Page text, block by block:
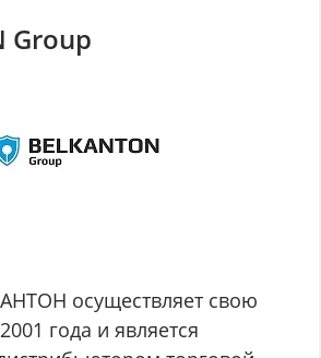
Group
осуществляет свою
года и является